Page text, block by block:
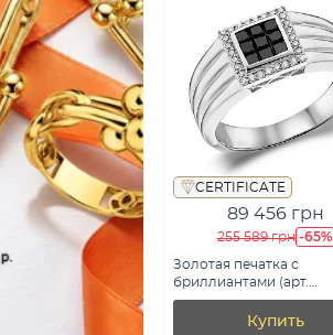
CERTIFICATE
89 456 грн
255 589 грн -65%
Золотая печатка с
бриллиантами (арт.
К341521080бч)
Купить